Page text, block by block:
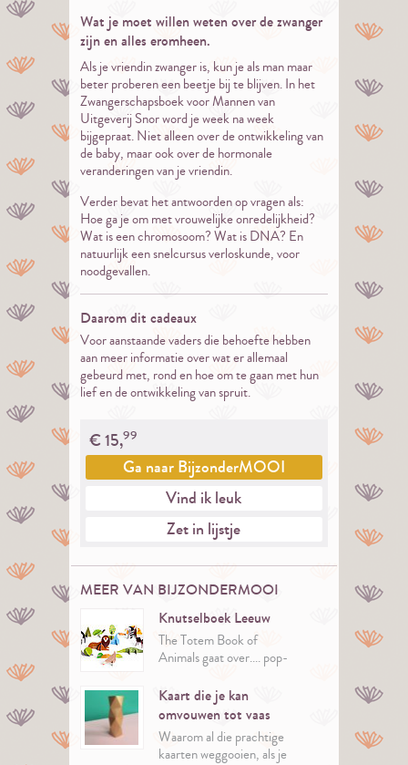
Wat je moet willen weten over de zwanger
zijn en alles eromheen.
Als je vriendin zwanger is, kun je als man maar
beter proberen een beetje bij te blijven. In het
Zwangerschapsboek voor Mannen van
Uitgeverij Snor word je week na week
bijgepraat. Niet alleen over de ontwikkeling van
de baby, maar ook over de hormonale
veranderingen van je vriendin.
Verder bevat het antwoorden op vragen als:
Hoe ga je om met vrouwelijke onredelijkheid?
Wat is een chromosoom? Wat is DNA? En
natuurlijk een snelcursus verloskunde, voor
noodgevallen.
Daarom dit cadeaux
Voor aanstaande vaders die behoefte hebben
aan meer informatie over wat er allemaal
gebeurd met, rond en hoe om te gaan met hun
lief en de ontwikkeling van spruit.
€15,99
Ga naarBijzonderMOOI
Vind ik leuk
Zet in lijstje
MEER VAN BIJZONDERMOOI
Knutselboek Leeuw
The Totem Book of
Animals gaat over.... pop-
Kaart die je kan
omvouwen tot vaas
Waarom al die prachtige
kaarten weggooien, als je